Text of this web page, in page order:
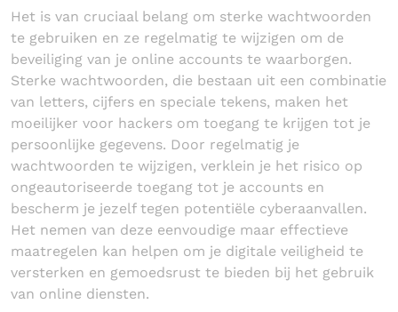
Het is van cruciaal belang om sterke wachtwoorden
te gebruiken en ze regelmatig te wijzigen om de
beveiliging van je online accounts te waarborgen.
Sterke wachtwoorden, die bestaan uit een combinatie
van letters, cijfers en speciale tekens, maken het
moeilijker voor hackers om toegang te krijgen tot je
persoonlijke gegevens. Door regelmatig je
wachtwoorden te wijzigen, verklein je het risico op
ongeautoriseerde toegang tot je accounts en
bescherm je jezelf tegen potentiële cyberaanvallen.
Het nemen van deze eenvoudige maar effectieve
maatregelen kan helpen om je digitale veiligheid te
versterken en gemoedsrust te bieden bij het gebruik
van online diensten.